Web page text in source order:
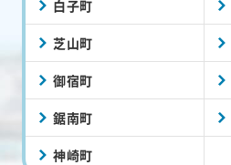
白子町
芝山町
御宿町
鋸南町
神崎町